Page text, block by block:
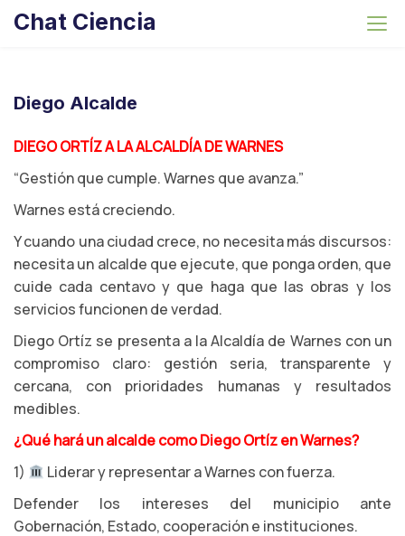
Chat Ciencia
Diego Alcalde
DIEGO ORTÍZ A LA ALCALDÍA DE WARNES
“Gestión que cumple. Warnes que avanza.”
Warnes está creciendo.
Y cuando una ciudad crece, no necesita más discursos:
necesita un alcalde que ejecute, que ponga orden, que
cuide cada centavo y que haga que las obras y los
servicios funcionen de verdad.
Diego Ortíz se presenta a la Alcaldía de Warnes con un
compromiso claro: gestión seria, transparente y
cercana, con prioridades humanas y resultados
medibles.
¿Qué hará un alcalde como Diego Ortíz en Warnes?
1)
Liderar y representar a Warnes con fuerza.
Defender los intereses del municipio ante
Gobernación, Estado, cooperación e instituciones.